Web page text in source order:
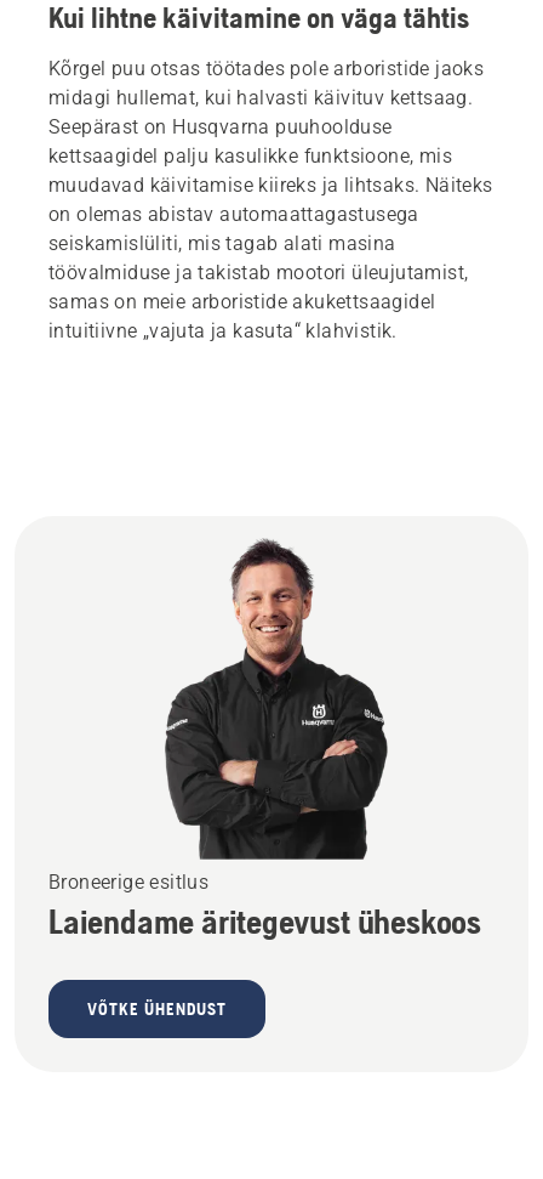
Kui lihtne käivitamine on väga tähtis
Kõrgel puu otsas töötades pole arboristide jaoks
midagi hullemat, kui halvasti käivituv kettsaag.
Seepärast on Husqvarna puuhoolduse
kettsaagidel palju kasulikke funktsioone, mis
muudavad käivitamise kiireks ja lihtsaks. Näiteks
on olemas abistav automaattagastusega
seiskamislüliti, mis tagab alati masina
töövalmiduse ja takistab mootori üleujutamist,
samas on meie arboristide akukettsaagidel
intuitiivne „vajuta ja kasuta“ klahvistik.
Broneerige esitlus
Laiendame äritegevust üheskoos
VÕTKE ÜHENDUST